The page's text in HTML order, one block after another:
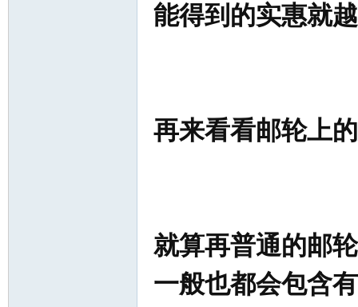
能得到的实惠就
再来看看邮轮上
就算再普通的邮轮
一般也都会包含有